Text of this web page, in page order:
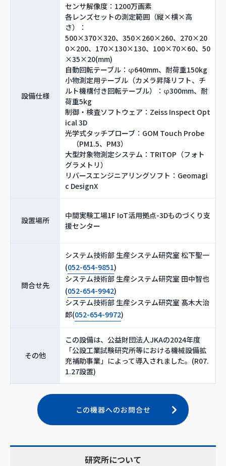
設備仕様
センサ解像度：1200万画素
各レンズセットの測定範囲（縦×横×高
さ）：
500×370×320、350×260×260、270×20
0×200、170×130×130、100×70×60、50
×35×20(mm)
自動回転テーブル：φ640mm、耐荷重150kg
小物測定用テーブル（カメラ昇降リフト、チ
ルト機構付き回転テーブル）：φ300mm、耐
荷重5kg
制御・検査ソフトウェア：Zeiss Inspect Opt
ical 3D
光学式タッチプローブ：GOM Touch Probe
（PM1.5、PM3）
大型対象物測定システム：TRITOP（フォト
グラメトリ）
リバースエンジニアリングソフト：Geomagi
c DesignX
設置場所
中間実験工場1F IoT活用拠点-3Dものづくり支
援センター
問合せ先
システム技術部 生産システム研究室 松下聖一
(052-654-9851)
システム技術部 生産システム研究室 田中智也
(052-654-9942)
システム技術部 生産システム研究室 髙木大治
郎(052-654-9972)
その他
この設備は、公益財団法人JKAの2024年度
「公設工業試験研究所等における機械設備拡
充補助事業」によって導入されました。(R07.
1.27設置)
この機器へのお問合せ
研究所について